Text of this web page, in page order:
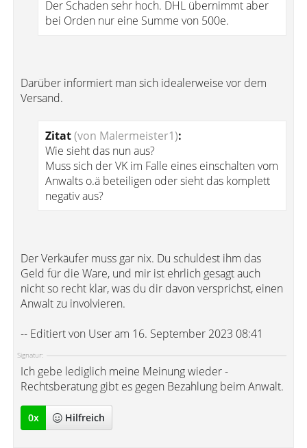
Der Schaden sehr hoch. DHL übernimmt aber
bei Orden nur eine Summe von 500e.
Darüber informiert man sich idealerweise vor dem
Versand.
Zitat(von Malermeister1):
Wie sieht das nun aus?
Muss sich der VK im Falle eines einschalten vom
Anwalts o.ä beteiligen oder sieht das komplett
negativ aus?
Der Verkäufer muss gar nix. Du schuldest ihm das
Geld für die Ware, und mir ist ehrlich gesagt auch
nicht so recht klar, was du dir davon versprichst, einen
Anwalt zu involvieren.
-- Editiert von User am 16. September 2023 08:41
Signatur:
Ich gebe lediglich meine Meinung wieder -
Rechtsberatung gibt es gegen Bezahlung beim Anwalt.
0x Hilfreich